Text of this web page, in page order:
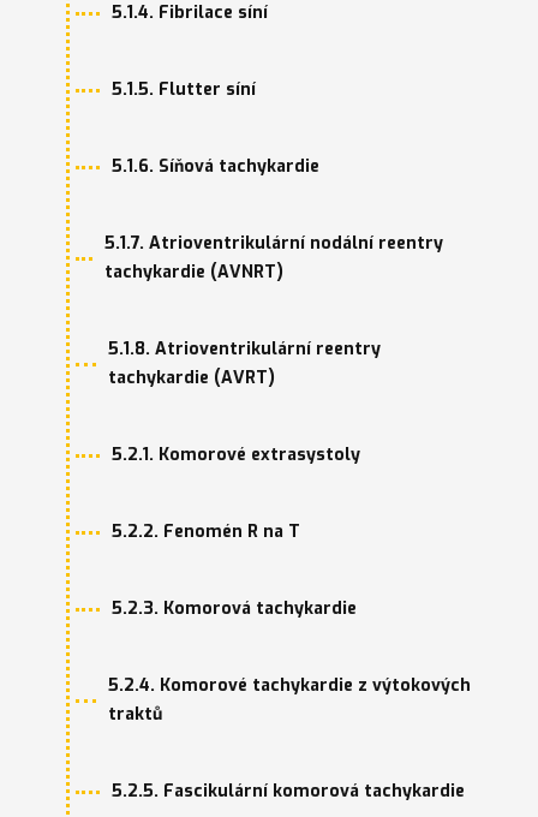
5.1.4. Fibrilace síní
5.1.5. Flutter síní
5.1.6. Síňová tachykardie
5.1.7. Atrioventrikulární nodální reentry
tachykardie (AVNRT)
5.1.8. Atrioventrikulární reentry
tachykardie (AVRT)
5.2.1. Komorové extrasystoly
5.2.2. Fenomén R na T
5.2.3. Komorová tachykardie
5.2.4. Komorové tachykardie z výtokových
traktů
5.2.5. Fascikulární komorová tachykardie